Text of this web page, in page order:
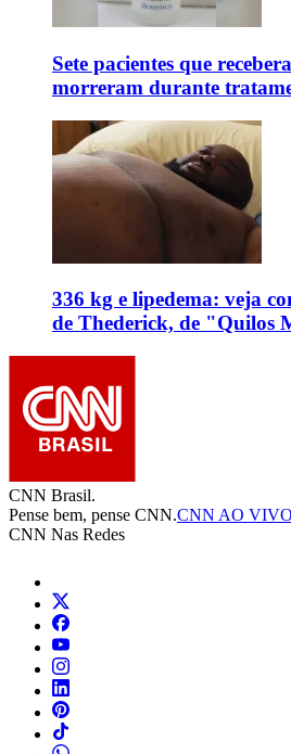
Sete pacientes que
morreram durante
336 kg e lipedema: veja
de Thederick, de "Quilos
CNN Brasil.
Pense bem, pense CNN.CNN AO VIVO
CNN Nas Redes